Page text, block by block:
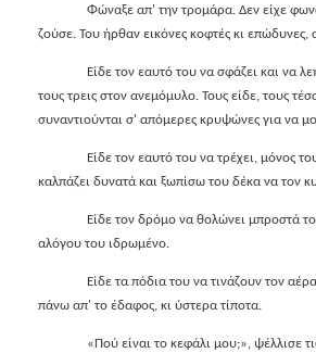
Φώναξε απ' την τρομάρα. Δεν είχε
ζούσε. Του ήρθαν εικόνες κοφτές κι επώδυνες,
Είδε τον εαυτό του να σφάζει και να
τους τρεις στον ανεμόμυλο. Τους είδε, τους
συναντιούνται σ' απόμερες κρυψώνες για να
Είδε τον εαυτό του να τρέχει, μόνος
καλπάζει δυνατά και ξωπίσω του δέκα να τον
Είδε τον δρόμο να θολώνει μπροστά
αλόγου του ιδρωμένο.
Είδε τα πόδια του να τινάζουν τον
πάνω απ' το έδαφος, κι ύστερα τίποτα.
«Πού είναι το κεφάλι μου;», ψέλλισε